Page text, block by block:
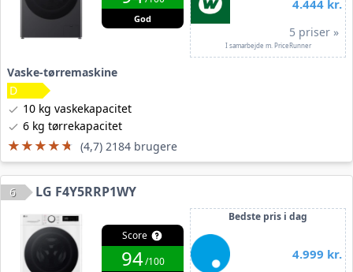
God
4.444 kr.
5 priser »
I samarbejde m. PriceRunner
Vaske-tørremaskine
10 kg vaskekapacitet
6 kg tørrekapacitet
★★★★★
★★★★★ (4,7) 2184 brugere
6 LG F4Y5RRP1WY
Score
94/100
Bedste pris i dag
4.999 kr.